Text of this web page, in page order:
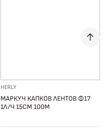
HERLY
МАРКУЧ КАПКОВ ЛЕНТОВ Ф17
1Л/Ч 15СМ 100М